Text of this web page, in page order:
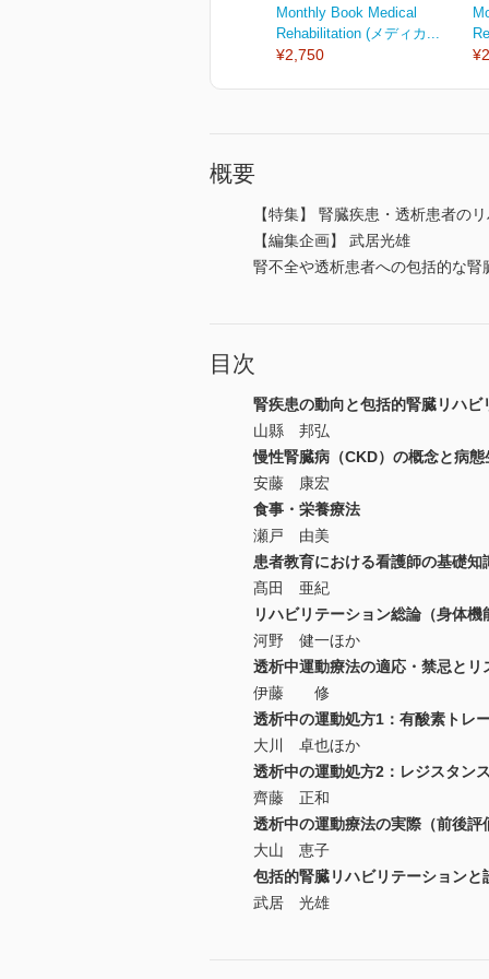
Monthly Book Medical
Rehabilitation (メディカ...
¥2,750
概要
【特集】 腎臓疾患・透析患者の
【編集企画】 武居光雄
腎不全や透析患者への包括的な
目次
腎疾患の動向と包括的腎臓リハビ
山縣 邦弘
慢性腎臓病（CKD）の概念と病態
安藤 康宏
食事・栄養療法
瀬戸 由美
患者教育における看護師の基礎知
髙田 亜紀
リハビリテーション総論（身体
河野 健一ほか
透析中運動療法の適応・禁忌とリ
伊藤 修
透析中の運動処方1：有酸素トレ
大川 卓也ほか
透析中の運動処方2：レジスタン
齊藤 正和
透析中の運動療法の実際（前後評
大山 恵子
包括的腎臓リハビリテーションと
武居 光雄